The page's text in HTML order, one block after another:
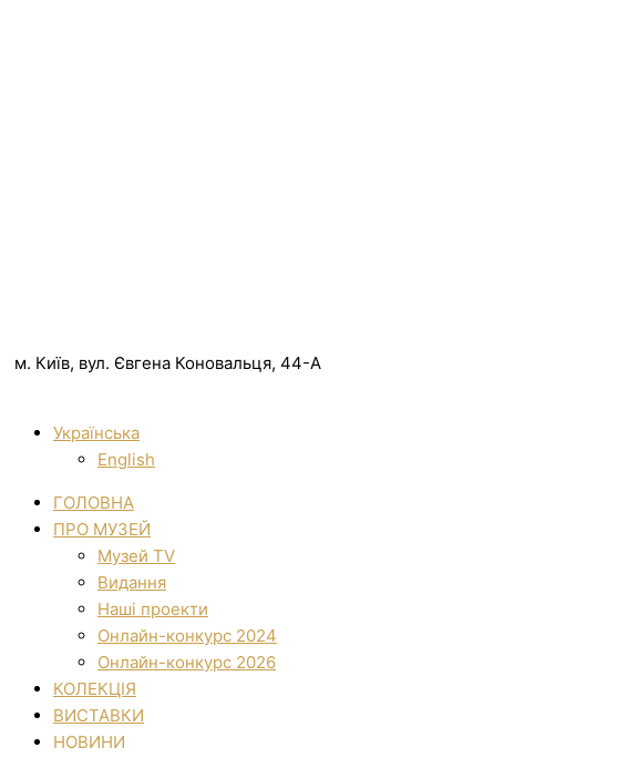
м. Київ, вул. Євгена Коновальця, 44-А
Українська
English
ГОЛОВНА
ПРО МУЗЕЙ
Музей TV
Видання
Наші проекти
Онлайн-конкурс 2024
Онлайн-конкурс 2026
КОЛЕКЦІЯ
ВИСТАВКИ
НОВИНИ